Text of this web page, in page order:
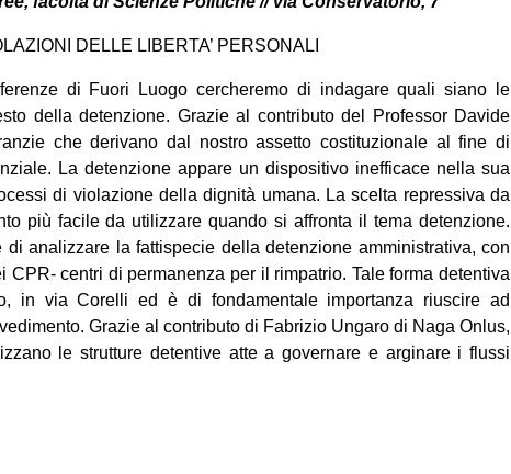
DELLE LIBERTA’ PERSONALI
di Fuori Luogo cercheremo di indagare quali siano le
della detenzione. Grazie al contributo del Professor Davide
che derivano dal nostro assetto costituzionale al fine di
La detenzione appare un dispositivo inefficace nella sua
di violazione della dignità umana. La scelta repressiva da
più facile da utilizzare quando si affronta il tema detenzione.
di analizzare la fattispecie della detenzione amministrativa, con
centri di permanenza per il rimpatrio. Tale forma detentiva
in via Corelli ed è di fondamentale importanza riuscire ad
Grazie al contributo di Fabrizio Ungaro di Naga Onlus,
le strutture detentive atte a governare e arginare i flussi